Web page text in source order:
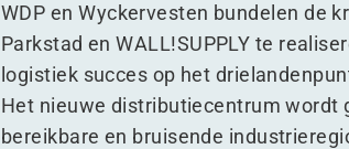
WDP en Wyckervesten bundelen de
Parkstad en WALL!SUPPLY te
logistiek succes op het
Het nieuwe distributiecentrum wordt
bereikbare en bruisende